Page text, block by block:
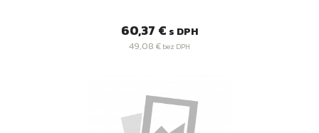
Cena
60,37 € s DPH
49,08 € bez DPH